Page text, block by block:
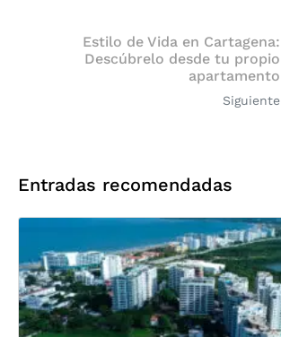
Estilo de Vida en Cartagena:
Descúbrelo desde tu propio
apartamento
Siguiente
Entradas recomendadas